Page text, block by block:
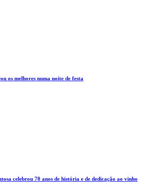
os melhores numa noite de festa
celebrou 70 anos de história e de dedicação ao vinho